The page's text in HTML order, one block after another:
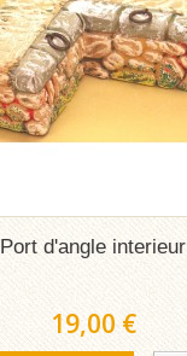
Port d'angle interieur
19,00 €